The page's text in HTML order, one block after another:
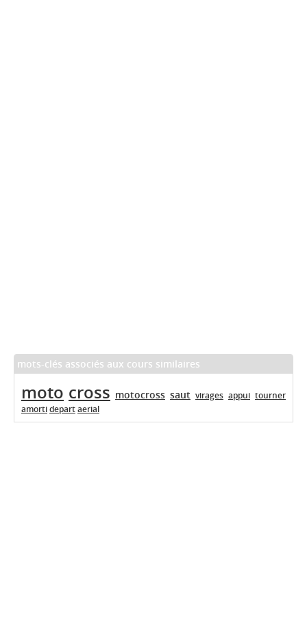
mots-clés associés aux cours similaires
moto cross motocross saut virages appui tourner
amortidepartaerial